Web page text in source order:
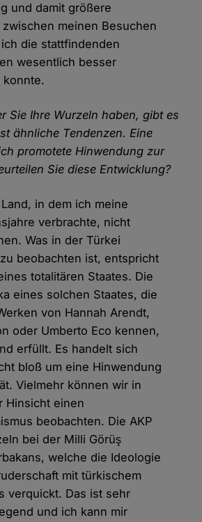
und damit größere
zwischen meinen Besuchen
die stattfindenden
wesentlich besser
konnte.
Sie Ihre Wurzeln haben, gibt es
ähnliche Tendenzen. Eine
promotete Hinwendung zur
Sie diese Entwicklung?
in dem ich meine
verbrachte, nicht
Was in der Türkei
beobachten ist, entspricht
totalitären Staates. Die
eines solchen Staates, die
von Hannah Arendt,
oder Umberto Eco kennen,
erfüllt. Es handelt sich
bloß um eine Hinwendung
Vielmehr können wir in
Hinsicht einen
beobachten. Die AKP
bei der Milli Görüş
welche die Ideologie
mit türkischem
verquickt. Das ist sehr
und ich kann mir